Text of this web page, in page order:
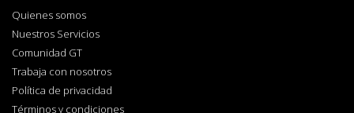
Quienes somos
Nuestros Servicios
Comunidad GT
Trabaja con nosotros
Política de privacidad
Términos y condiciones